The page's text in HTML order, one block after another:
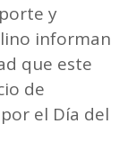
y
informan
que este
de
el Día del